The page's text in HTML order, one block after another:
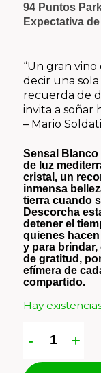
94 Puntos
Expectativa
“Un gran
decir una sola
recuerda de
invita a soñar
– Mario
Sensal Blanco
de luz
cristal, un
inmensa
tierra cuando
Descorcha
detener el
quienes
y para
de gratitud,
efímera de
compartido.
Hay